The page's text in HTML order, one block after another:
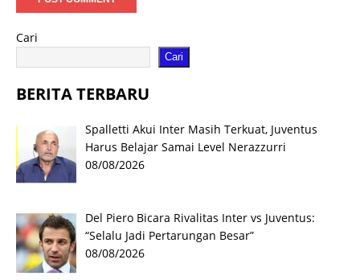
Cari
Cari
BERITA TERBARU
Spalletti Akui Inter Masih Terkuat, Juventus
Harus Belajar Samai Level Nerazzurri
08/08/2026
Del Piero Bicara Rivalitas Inter vs Juventus:
“Selalu Jadi Pertarungan Besar”
08/08/2026